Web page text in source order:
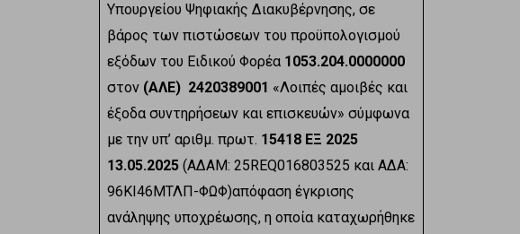
Υπουργείου Ψηφιακής Διακυβέρνησης, σε
βάρος των πιστώσεων του προϋπολογισμού
εξόδων του Ειδικού Φορέα 1053.204.0000000
στον (ΑΛΕ) 2420389001 «Λοιπές αμοιβές και
έξοδα συντηρήσεων και επισκευών» σύμφωνα
με την υπ’ αριθμ. πρωτ. 15418 ΕΞ 2025
13.05.2025 (ΑΔΑΜ: 25REQ016803525 και ΑΔΑ:
96ΚΙ46ΜΤΛΠ-ΦΩΦ)απόφαση έγκρισης
ανάληψης υποχρέωσης, η οποία καταχωρήθηκε